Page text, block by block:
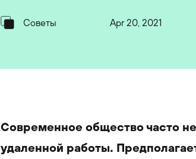
Советы Apr 20, 2021
Современное общество часто
удаленной работы.